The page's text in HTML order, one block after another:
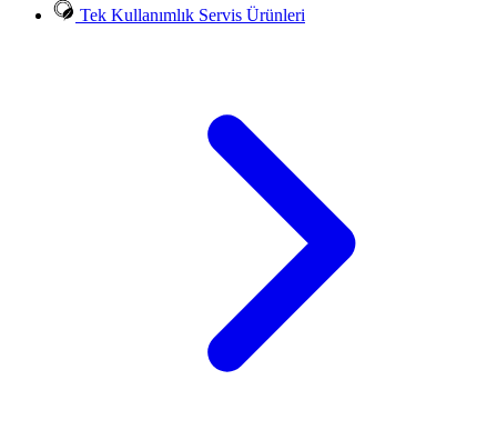
Tek Kullanımlık Servis Ürünleri